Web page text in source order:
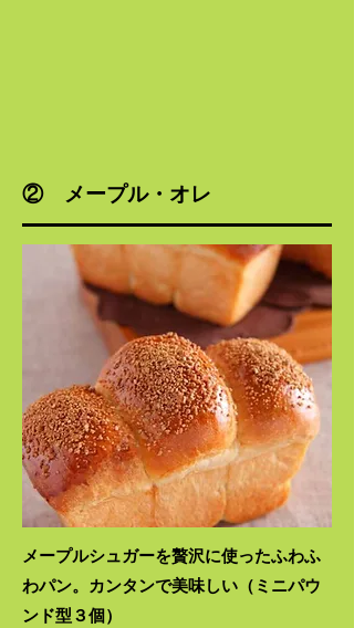
② メープル・オレ
メープルシュガーを贅沢に使ったふわふ
わパン。カンタンで美味しい​（ミニパウ
ンド型３個）